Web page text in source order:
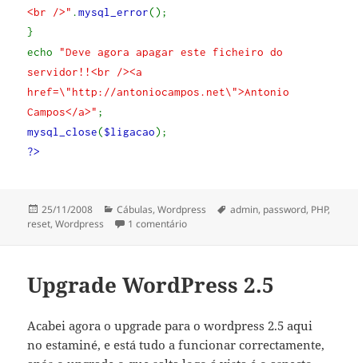
<br />" .mysql_error();
}
echo "Deve agora apagar este ficheiro do
servidor!!<br /><a
href=\"http://antoniocampos.net\">Antonio
Campos</a>" ;
mysql_close($ligacao);
?>
Publicado
a
25/11/2008 Categorias
Cábulas,Wordpress Etiquetas
admin, password, PHP,
reset,Wordpress 1 comentárioem Reset WordPress admin Password
Upgrade WordPress 2.5
Acabei agora o upgrade para o wordpress 2.5 aqui
no estaminé, e está tudo a funcionar correctamente,